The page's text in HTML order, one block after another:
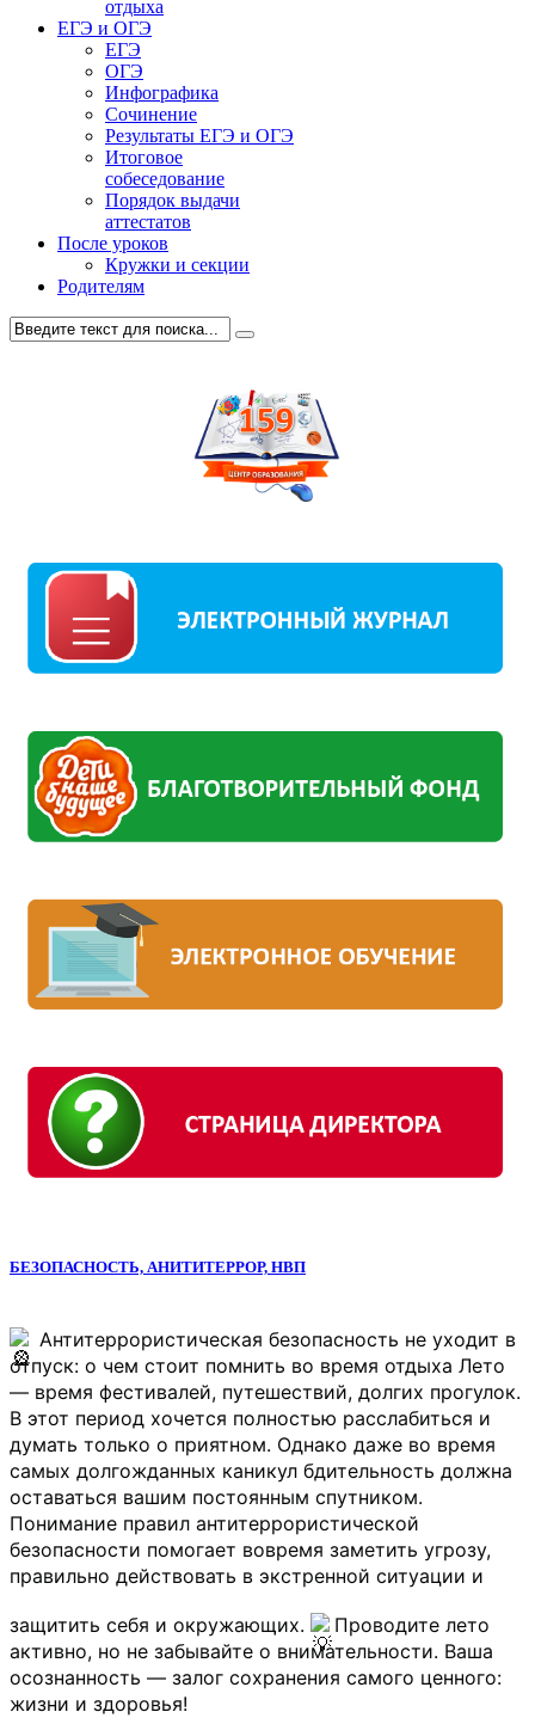
отдыха
ЕГЭ и ОГЭ
ЕГЭ
ОГЭ
Инфографика
Сочинение
Результаты ЕГЭ и ОГЭ
Итоговое
собеседование
Порядок выдачи
аттестатов
После уроков
Кружки и секции
Родителям
БЕЗОПАСНОСТЬ, АНИТИТЕРРОР, НВП
Антитеррористическая безопасность не уходит в
отпуск: о чем стоит помнить во время отдыха Лето
— время фестивалей, путешествий, долгих прогулок.
В этот период хочется полностью расслабиться и
думать только о приятном. Однако даже во время
самых долгожданных каникул бдительность должна
оставаться вашим постоянным спутником.
Понимание правил антитеррористической
безопасности помогает вовремя заметить угрозу,
правильно действовать в экстренной ситуации и
защитить себя и окружающих.
Проводите лето
активно, но не забывайте о внимательности. Ваша
осознанность — залог сохранения самого ценного:
жизни и здоровья!